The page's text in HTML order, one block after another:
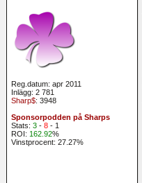
Reg.datum: apr 2011
Inlägg: 2 781
Sharp$: 3948
Sponsorpodden på Sharps
Stats: 3 - 8 - 1
ROI: 162.92%
Vinstprocent: 27.27%